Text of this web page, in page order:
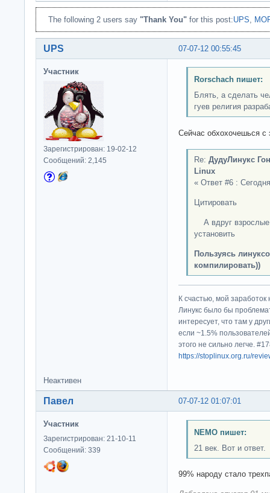
The following 2 users say "Thank You" for this post:UPS
07-07-12 00:55:45
UPS
Участник
Зарегистрирован: 19-02-12
Сообщений: 2,145
Rorschach пишет:
Блять, а сделать
гуев религия
Сейчас обхохочешься с
Re: ДудуЛинукс
Linux
« Ответ #6 :
Цитировать
А вдруг взрослые
установить
Пользуясь
компилировать))
К счастью, мой
Линукс было бы
интересует, что там у
если ~1.5%
этого не сильно легче.
https://stoplinux.org.ru/
Неактивен
07-07-12 01:07:01
Павел
Участник
Зарегистрирован: 21-10-11
Сообщений: 339
NEMO пишет:
21 век. Вот и ответ.
99% народу стало